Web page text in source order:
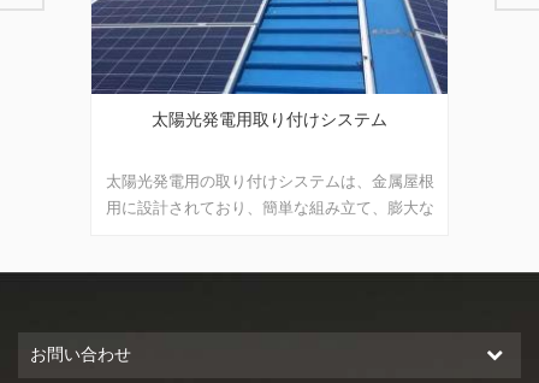
温室設置システム
温室設置システムは、農地を最大限に活用し、
太陽からのクリーンエネルギーを開発し、人間
お問い合わせ